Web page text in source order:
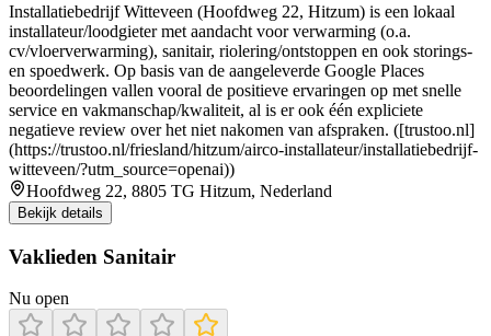
Installatiebedrijf Witteveen (Hoofdweg 22, Hitzum) is een lokaal
installateur/loodgieter met aandacht voor verwarming (o.a.
cv/vloerverwarming), sanitair, riolering/ontstoppen en ook storings-
en spoedwerk. Op basis van de aangeleverde Google Places
beoordelingen vallen vooral de positieve ervaringen op met snelle
service en vakmanschap/kwaliteit, al is er ook één expliciete
negatieve review over het niet nakomen van afspraken. ([trustoo.nl]
(https://trustoo.nl/friesland/hitzum/airco-installateur/installatiebedrijf-
witteveen/?utm_source=openai))
Hoofdweg 22, 8805 TG Hitzum, Nederland
Bekijk details
Vaklieden Sanitair
Nu open